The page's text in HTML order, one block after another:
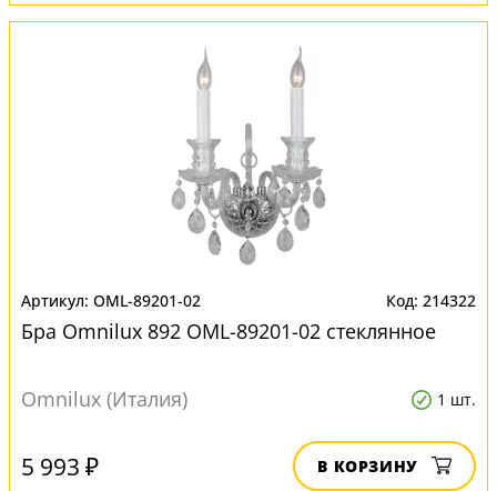
OML-89201-02 214322
Бра Omnilux 892 OML-89201-02 стеклянное
Omnilux (Италия) 1 шт.
5 993 ₽ В КОРЗИНУ